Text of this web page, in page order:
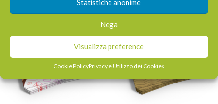
Statistiche anonime
Nega
Visualizza preference
Cookie PolicyPrivacy e Utilizzo dei Cookies